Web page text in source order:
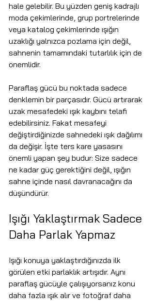
hale gelebilir. Bu yüzden geniş kadrajlı
moda çekimlerinde, grup portrelerinde
veya katalog çekimlerinde ışığın
uzaklığı yalnızca pozlama için değil,
sahnenin tamamındaki tutarlılık için de
önemlidir.
Paraflaş gücü bu noktada sadece
denklemin bir parçasıdır. Gücü artırarak
uzak mesafedeki ışık kaybını telafi
edebilirsiniz. Fakat mesafeyi
değiştirdiğinizde sahnedeki ışık dağılımı
da değişir. İşte ters kare yasasını
önemli yapan şey budur: Size sadece
ne kadar güç gerektiğini değil, ışığın
sahne içinde nasıl davranacağını da
düşündürür.
Işığı Yaklaştırmak Sadece
Daha Parlak Yapmaz
Işığı konuya yaklaştırdığınızda ilk
görülen etki parlaklık artışıdır. Aynı
paraflaş gücüyle çalışıyorsanız konu
daha fazla ışık alır ve fotoğraf daha